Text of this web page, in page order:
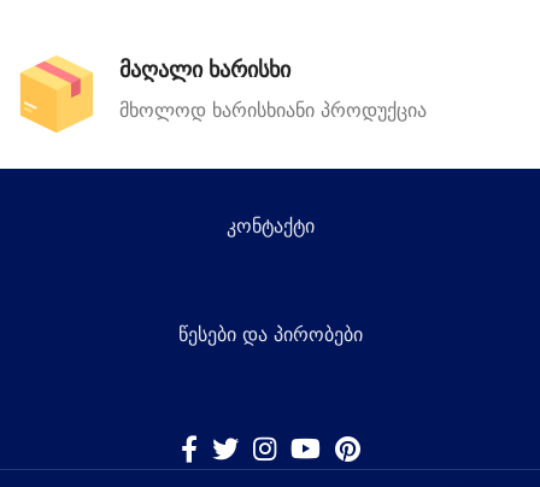
მაღალი ხარისხი
მხოლოდ ხარისხიანი პროდუქცია
კონტაქტი
წესები და პირობები